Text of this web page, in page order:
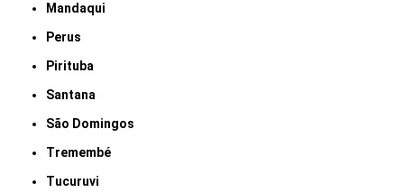
Mandaqui
Perus
Pirituba
Santana
São Domingos
Tremembé
Tucuruvi